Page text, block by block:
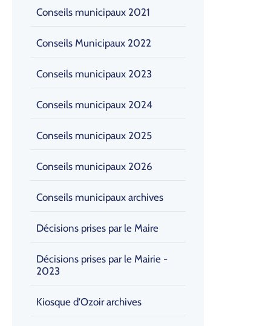
Conseils municipaux 2021
Conseils Municipaux 2022
Conseils municipaux 2023
Conseils municipaux 2024
Conseils municipaux 2025
Conseils municipaux 2026
Conseils municipaux archives
Décisions prises par le Maire
Décisions prises par le Mairie -
2023
Kiosque d'Ozoir archives